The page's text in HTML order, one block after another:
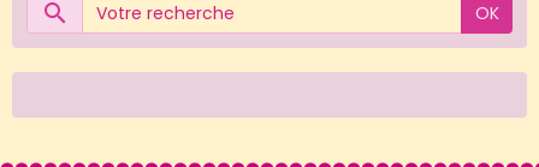
OK